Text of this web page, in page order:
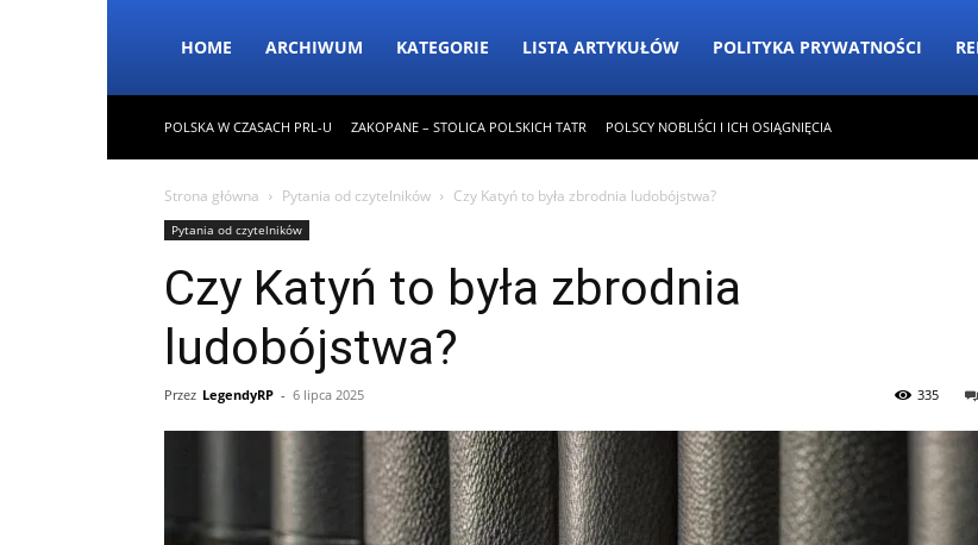
HOME ARCHIWUM KATEGORIE LISTA ARTYKUŁÓW POLITYKA PRYWATNOŚCI
POLSKA W CZASACH PRL-U ZAKOPANE – STOLICA POLSKICH TATR POLSCY NOBLIŚCI I ICH OSIĄGNIĘCIA
Strona główna Pytania od czytelników Czy Katyń to była zbrodnia ludobójstwa?
Pytania od czytelników
Czy Katyń to była zbrodnia
ludobójstwa?
Przez LegendyRP - 6 lipca 2025 335